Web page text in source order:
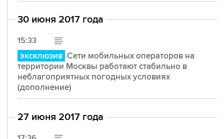
30 июня 2017 года
15:33
эксклюзив Сети мобильных операторов на
территории Москвы работают стабильно в
неблагоприятных погодных условиях
(дополнение)
27 июня 2017 года